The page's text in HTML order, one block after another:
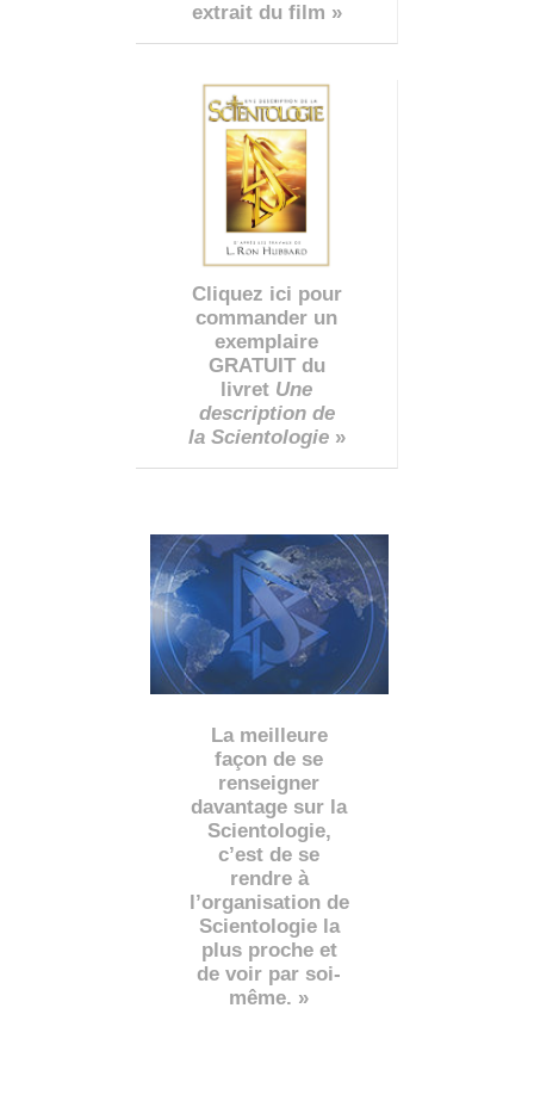
extrait du film »
Cliquez ici pour
commander un
exemplaire
GRATUIT du
livret Une
description de
la Scientologie»
La meilleure
façon de se
renseigner
davantage sur la
Scientologie,
c’est de se
rendre à
l’organisation de
Scientologie la
plus proche et
de voir par soi-
même. »